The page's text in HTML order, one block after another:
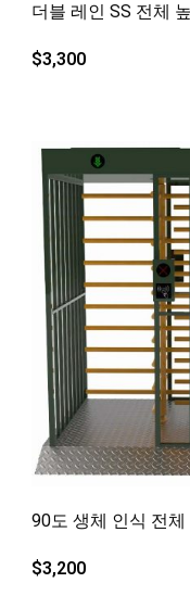
더블 레인 SS 전체
$3,300
90도 생체 인식 전
$3,200